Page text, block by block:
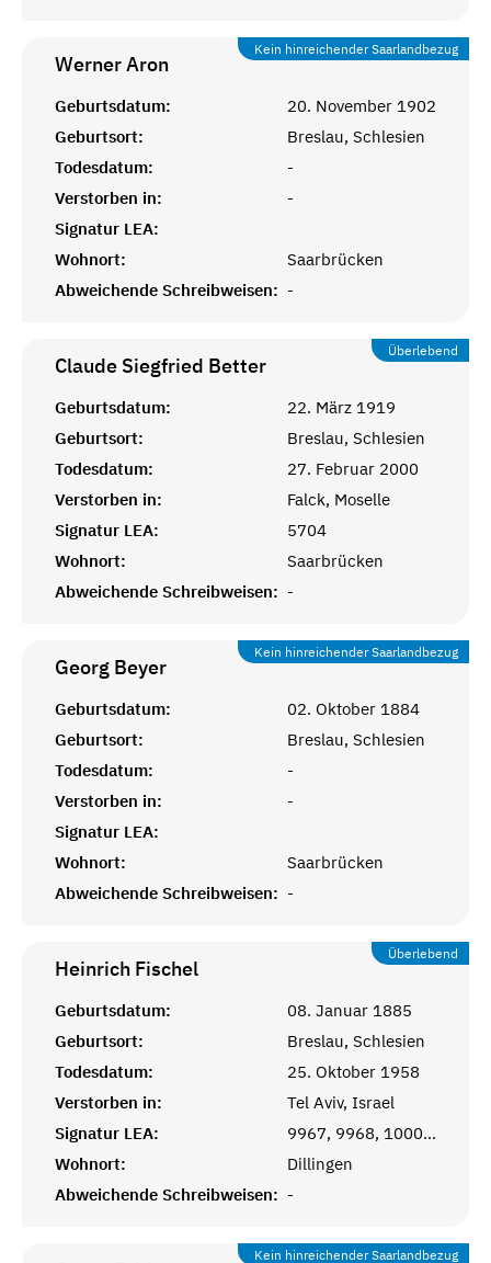
Kein hinreichender Saarlandbezug
WernerAron
Geburtsdatum:
20. November 1902
Geburtsort:
Breslau, Schlesien
Todesdatum:
-
Verstorben in:
-
Signatur LEA:
Wohnort:
Saarbrücken
Abweichende Schreibweisen: -
Überlebend
Claude Siegfried Better
Geburtsdatum:
22. März 1919
Geburtsort:
Breslau, Schlesien
Todesdatum:
27. Februar 2000
Verstorben in:
Falck, Moselle
Signatur LEA:
5704
Wohnort:
Saarbrücken
Abweichende Schreibweisen: -
Kein hinreichender Saarlandbezug
Georg Beyer
Geburtsdatum:
02. Oktober 1884
Geburtsort:
Breslau, Schlesien
Todesdatum:
-
Verstorben in:
-
Signatur LEA:
Wohnort:
Saarbrücken
Abweichende Schreibweisen: -
Überlebend
Heinrich Fischel
Geburtsdatum:
08. Januar 1885
Geburtsort:
Breslau, Schlesien
Todesdatum:
25. Oktober 1958
Verstorben in:
Tel Aviv, Israel
Signatur LEA:
9967, 9968, 10009, 10010, 10011, 10012
Wohnort:
Dillingen
Abweichende Schreibweisen: -
Kein hinreichender Saarlandbezug